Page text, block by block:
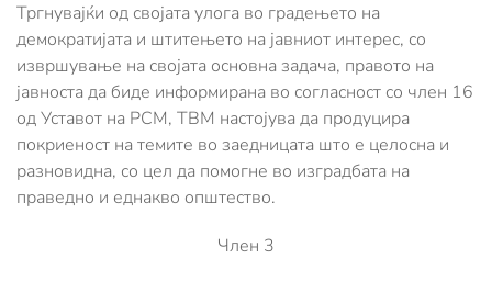
Тргнувајќи од својата улога во градењето на
демократијата и штитењето на јавниот интерес, со
извршување на својата основна задача, правото на
јавноста да биде информирана во согласност со член 16
од Уставот на РСМ, ТВМ настојува да продуцира
покриеност на темите во заедницата што е целосна и
разновидна, со цел да помогне во изградбата на
праведно и еднакво општество.
Член 3